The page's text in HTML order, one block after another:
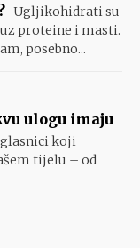
Ugljikohidrati su
proteine i masti.
posebno...
ulogu imaju
koji
tijelu – od